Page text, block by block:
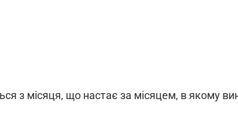
з місяця, що настає за місяцем, в якому